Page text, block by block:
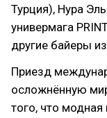
Турция), Нура
универмага
другие байеры
Приезд
осложнённую
того, что